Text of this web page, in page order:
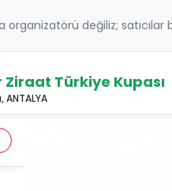
organizatörü değiliz;
Türkiye Kupası